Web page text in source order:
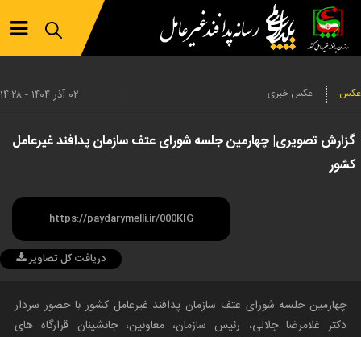
عکس عکس خبری ۰۲ آذر ۱۴۰۴ - ۱۴:۲۸
گزارش تصویری| چهارمین جلسه شورای عتف سازمان پدافند غیرعامل
کشور
دریافت کل تصاویر
چهارمین جلسه شورای عتف سازمان پدافند غیرعامل کشور با حضور سردار
دکتر غلامرضا جلالی، رئیس سازمان، معاونین، جانشینان قرارگاه های